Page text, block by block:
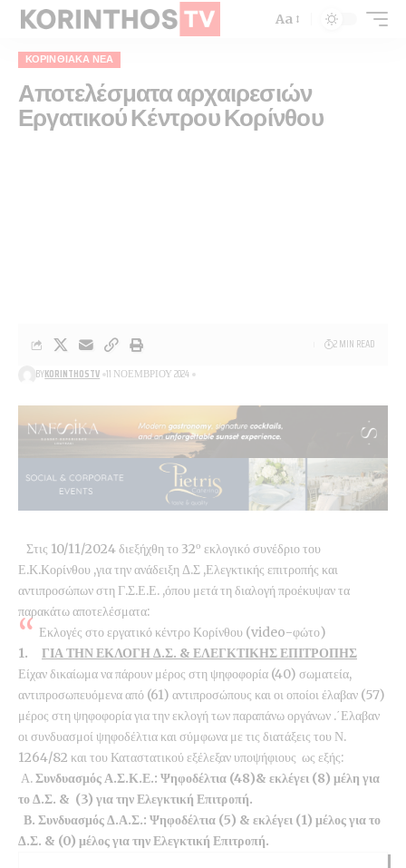
Aa
ΚΟΡΙΝΘΙΑΚΆ ΝΈΑ
Αποτελέσματα αρχαιρεσιών
Εργατικού Κέντρου Κορίνθου
BYKORINTHOSTV 11 ΝΟΕΜΒΡΊΟΥ 2024
2 MIN READ
Στις 10/11/2024 διεξήχθη το 32ο εκλογικό συνέδριο του
Ε.Κ.Κορίνθου ,για την ανάδειξη Δ.Σ ,Ελεγκτικής επιτροπής και
αντιπροσώπων στη Γ.Σ.Ε.Ε. ,όπου μετά τη διαλογή προέκυψαν τα
παρακάτω αποτελέσματα:
Εκλογές στο εργατικό κέντρο Κορίνθου (video-φώτο)
1. ΓΙΑ ΤΗΝ ΕΚΛΟΓΗ Δ.Σ. & ΕΛΕΓΚΤΙΚΗΣ ΕΠΙΤΡΟΠΗΣ
Είχαν δικαίωμα να πάρουν μέρος στη ψηφοφορία (40) σωματεία,
αντιπροσωπευόμενα από (61) αντιπροσώπους και οι οποίοι έλαβαν (57)
μέρος στη ψηφοφορία για την εκλογή των παραπάνω οργάνων .΄Ελαβαν
οι συνδυασμοί ψηφοδέλτια και σύμφωνα με τις διατάξεις του Ν.
1264/82 και του Καταστατικού εξέλεξαν υποψήφιους ως εξής:
Α.Συνδυασμός Α.Σ.Κ.Ε.: Ψηφοδέλτια (48)& εκλέγει (8) μέλη για
το Δ.Σ. & (3) για την Ελεγκτική Επιτροπή.
Β. Συνδυασμός Δ.Α.Σ.: Ψηφοδέλτια (5) & εκλέγει (1) μέλος για το
Δ.Σ. & (0) μέλος για την Ελεγκτική Επιτροπή.